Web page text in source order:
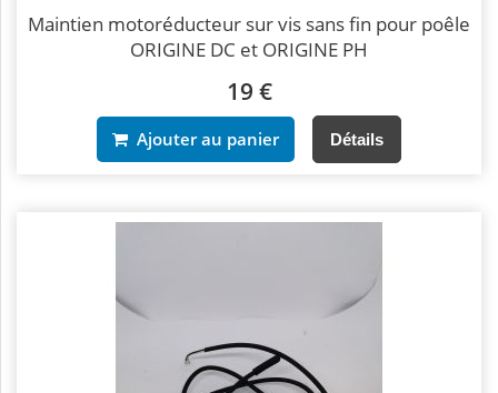
Maintien motoréducteur sur vis sans fin pour poêle
ORIGINE DC et ORIGINE PH
19 €
Ajouter au panier Détails